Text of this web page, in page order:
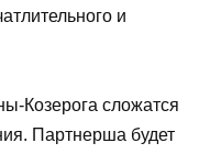
и
Козерога сложатся
Партнерша будет